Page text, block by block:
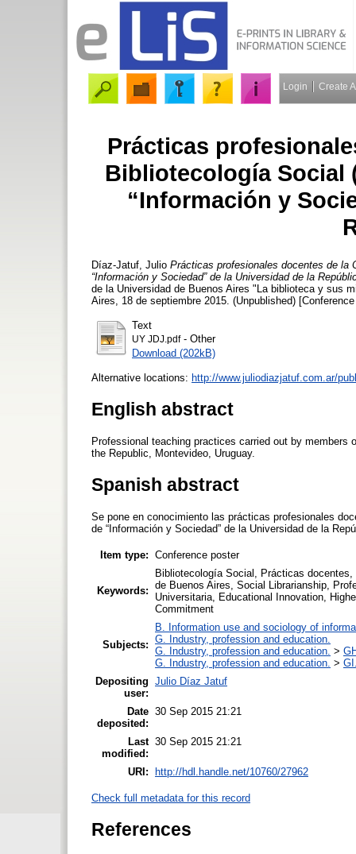
Login Create
Prácticas
Bibliotecología Social
“Información y
Díaz-Jatuf, Julio Prácticas profesionales docentes de la
“Información y Sociedad” de la Universidad de la
de la Universidad de Buenos Aires "La biblioteca y sus
Aires, 18 de septiembre 2015. (Unpublished)
Text
UY JDJ.pdf- Other
Download (202kB)
Alternative locations: http://www.juliodiazjatuf.com.ar/
English abstract
Professional teaching practices carried out by
the Republic, Montevideo, Uruguay.
Spanish abstract
Se pone en conocimiento las prácticas profesionales
de “Información y Sociedad” de la Universidad de la
Item type: Conference poster
Keywords:
Bibliotecología Social, Prácticas
de Buenos Aires, Social Librarianship,
Universitaria, Educational Innovation,
Commitment
Subjects:
B. Information use and sociology of
G. Industry, profession and education.
G. Industry, profession and education. >
G. Industry, profession and education. >
Depositing
user:
Julio Díaz Jatuf
Date
deposited:
30 Sep 2015 21:21
Last
modified:
30 Sep 2015 21:21
URI: http://hdl.handle.net/10760/27962
Check full metadata for this record
References